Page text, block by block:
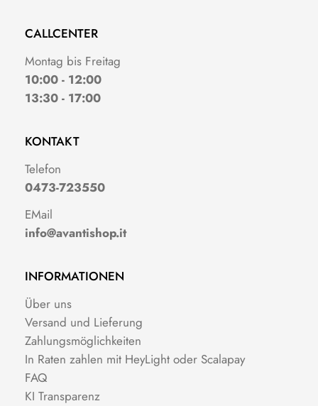
CALLCENTER
Montag bis Freitag
10:00 - 12:00
13:30 - 17:00
KONTAKT
Telefon
0473-723550
EMail
info@avantishop.it
INFORMATIONEN
Über uns
Versand und Lieferung
Zahlungsmöglichkeiten
In Raten zahlen mit HeyLight oder Scalapay
FAQ
KI Transparenz